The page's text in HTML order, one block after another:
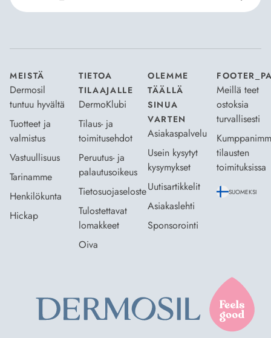
MEISTÄ
Dermosil
tuntuu hyvältä
Tuotteet ja
valmistus
Vastuullisuus
Tarinamme
Henkilökunta
Hickap
TIETOA
TILAAJALLE
DermoKlubi
Tilaus- ja
toimitusehdot
Peruutus- ja
palautusoikeus
Tietosuojaseloste
Tulostettavat
lomakkeet
Oiva
OLEMME
TÄÄLLÄ
SINUA
VARTEN
Asiakaspalvelu
Usein kysytyt
kysymykset
Uutisartikkelit
Asiakaslehti
Sponsorointi
Meillä teet
ostoksia
turvallisesti
tilausten
toimituksissa
SUOMEKSI